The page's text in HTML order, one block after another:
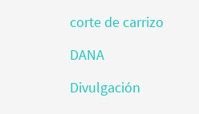
corte de carrizo
DANA
Divulgación